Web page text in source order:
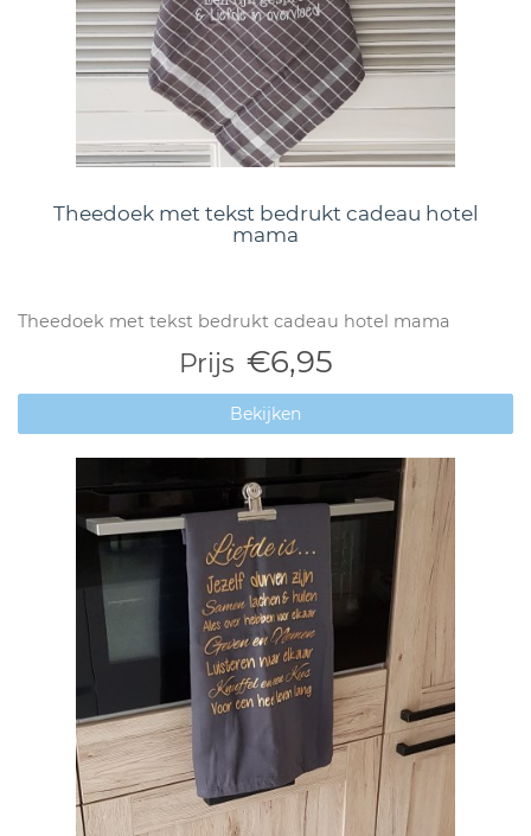
Theedoek met tekst bedrukt cadeau hotel
mama
Theedoek met tekst bedrukt cadeau hotel mama
Prijs €6,95
Bekijken